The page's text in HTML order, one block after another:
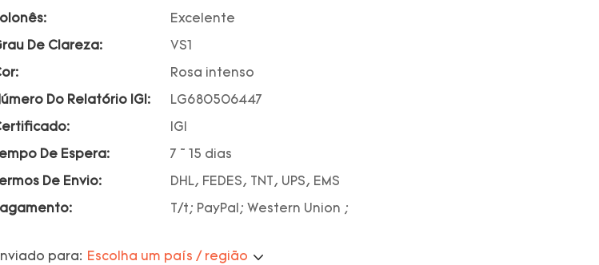
Excelente
De Clareza: VS1
Rosa intenso
Do Relatório IGI: LG680506447
IGI
De Espera: 7 ~ 15 dias
De Envio: DHL, FEDES, TNT, UPS, EMS
T/t; PayPal; Western Union ;
para: Escolha um país / região